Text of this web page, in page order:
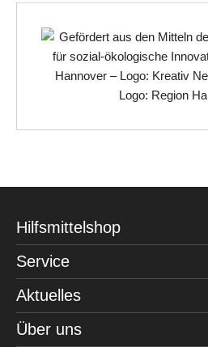
Hilfsmittelshop
Service
Aktuelles
Über uns